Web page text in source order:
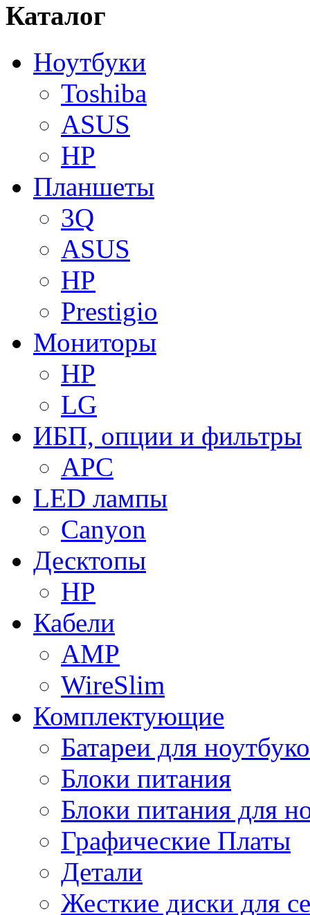
Каталог
Ноутбуки
Toshiba
ASUS
HP
Планшеты
3Q
ASUS
HP
Prestigio
Мониторы
HP
LG
ИБП, опции и фильтры
APC
LED лампы
Canyon
Десктопы
HP
Кабели
AMP
WireSlim
Комплектующие
Батареи для
Блоки питания
Блоки питания для
Графические Платы
Детали
Жесткие диски для